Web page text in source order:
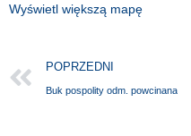
Wyświetl większą mapę
POPRZEDNI
Buk pospolity odm. powcinana